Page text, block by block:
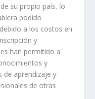
su propio país, lo
podido
a los costos en
y
han permitido a
y
de aprendizaje y
de otras